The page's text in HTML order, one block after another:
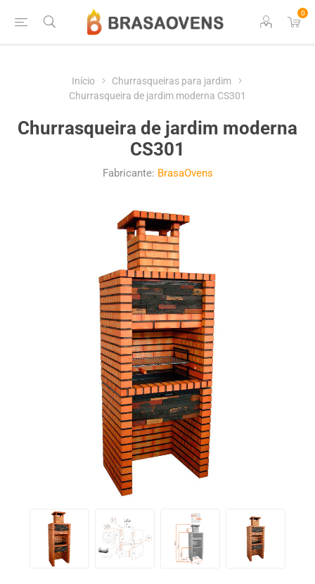
0
Início
Churrasqueiras para jardim
Churrasqueira de jardim moderna CS301
Churrasqueira de jardim moderna
CS301
Fabricante: BrasaOvens